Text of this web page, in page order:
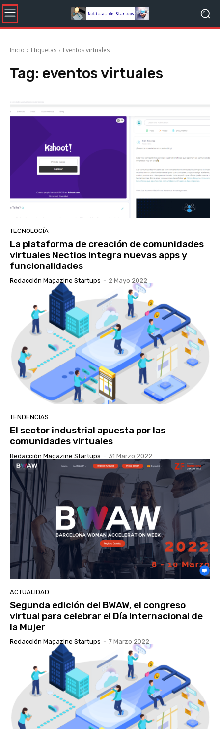
Inicio Etiquetas Eventos virtuales
Tag: eventos virtuales
TECNOLOGÍA
La plataforma de creación de comunidades
virtuales Nectios integra nuevas apps y
funcionalidades
Redacción Magazine Startups - 2 Mayo 2022
TENDENCIAS
El sector industrial apuesta por las
comunidades virtuales
Redacción Magazine Startups - 31 Marzo 2022
ACTUALIDAD
Segunda edición del BWAW, el congreso
virtual para celebrar el Día Internacional de
la Mujer
Redacción Magazine Startups - 7 Marzo 2022